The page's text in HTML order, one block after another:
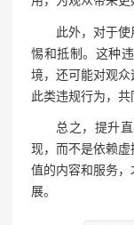
此外，对于
惕和抵制。这种
境，还可能对观
此类违规行为，共
总之，提升
现，而不是依赖
值的内容和服务
展。